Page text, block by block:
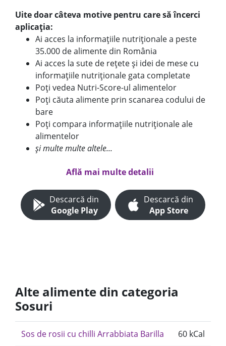
Uite doar câteva motive pentru care să încerci
aplicația:
Ai acces la informațiile nutriționale a peste
35.000 de alimente din România
Ai acces la sute de rețete și idei de mese cu
informațiile nutriționale gata completate
Poți vedea Nutri-Score-ul alimentelor
Poți căuta alimente prin scanarea codului de
bare
Poți compara informațiile nutriționale ale
alimentelor
și multe multe altele...
Află mai multe detalii
Descarcă din
Google Play
Descarcă din
App Store
Alte alimente din categoria
Sosuri
Sos de rosii cu chilli Arrabbiata Barilla 60 kCal